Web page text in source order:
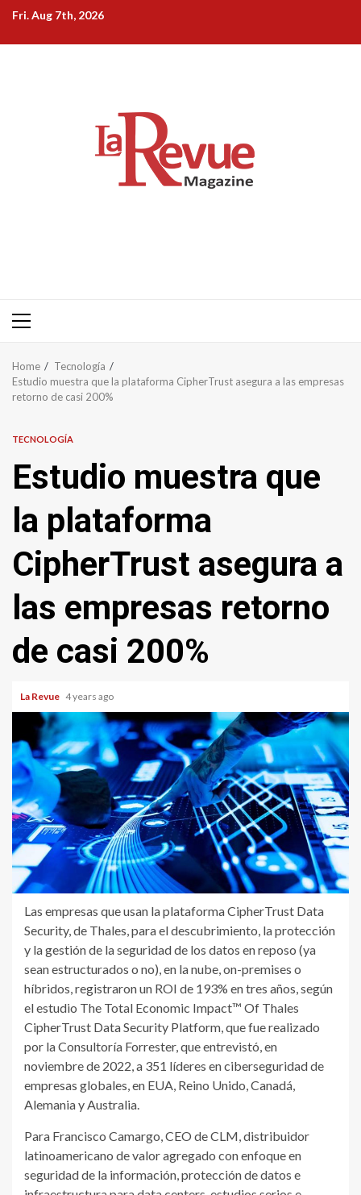
Skip
content
Fri. Aug 7th, 2026
Primary
Home
Tecnología
Estudio muestra que la plataforma CipherTrust asegura a las empresas
retorno de casi 200%
TECNOLOGÍA
Estudio muestra que
la plataforma
CipherTrust asegura a
las empresas retorno
de casi 200%
La Revue 4 years ago
Las empresas que usan la plataforma CipherTrust Data
Security, de Thales, para el descubrimiento, la protección
y la gestión de la seguridad de los datos en reposo (ya
sean estructurados o no), en la nube, on-premises o
híbridos, registraron un ROI de 193% en tres años, según
el estudio The Total Economic Impact™ Of Thales
CipherTrust Data Security Platform, que fue realizado
por la Consultoría Forrester, que entrevistó, en
noviembre de 2022, a 351 líderes en ciberseguridad de
empresas globales, en EUA, Reino Unido, Canadá,
Alemania y Australia.
Para Francisco Camargo, CEO de CLM, distribuidor
latinoamericano de valor agregado con enfoque en
seguridad de la información, protección de datos e